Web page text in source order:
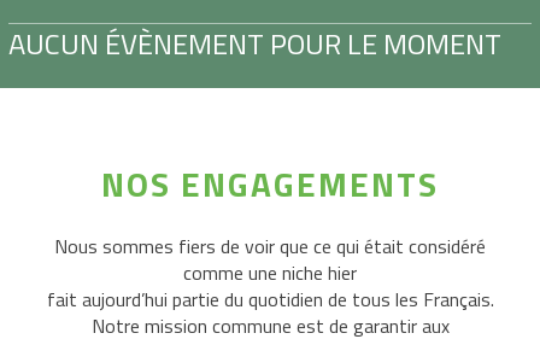
Actualités
Adhérer
AUCUN ÉVÈNEMENT POUR LE MOMENT
NOS ENGAGEMENTS
Nous sommes fiers de voir que ce qui était considéré
comme une niche hier
fait aujourd’hui partie du quotidien de tous les Français.
Notre mission commune est de garantir aux